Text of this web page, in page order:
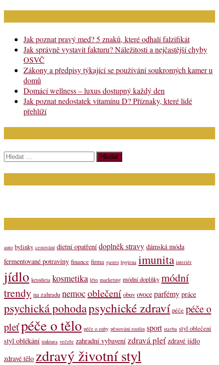
Jak poznat pravý med? 5 znaků, které odhalí falzifikát
Jak správně vystavit fakturu? Náležitosti a nejčastější chyby
OSVČ
Zákony a předpisy týkající se používání soukromých kamer u
domů
Domácí wellness – luxus dostupný každý den
Jak poznat nedostatek vitamínu D? Příznaky, které lidé
přehlíží
Vyhledávání
auto bylinky cestování dietní opatření doplněk stravy dámská móda
fermentované potraviny finance firma gastro hygiena imunita interiér
jídlo ketodieta kosmetika léto marketing módní doplňky módní
trendy na zahradu nemocoblečení obuv ovoce parfémy práce
psychická pohodapsychické zdraví péče péče o
pleťpéče o tělo péče o zuby pěstování rostlin sport stavba styl oblečení
styl oblékání tinktura večeře zahradní vybavení zdravá pleť zdravé jídlo
zdravé tělo zdravý životní styl